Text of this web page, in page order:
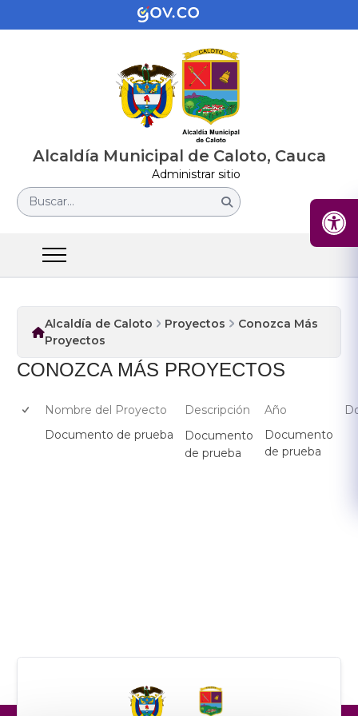
Alcaldía Municipal de Caloto, Cauca
Administrar sitio
Buscar...
Alcaldía de Caloto Proyectos
Conozca Más
Proyectos
​CON​OZCA MÁS PROYECTOS
Nombre del Proyecto Descripción Año
Documento de prueba
​Documento
de prueba​
Documento
de prueba